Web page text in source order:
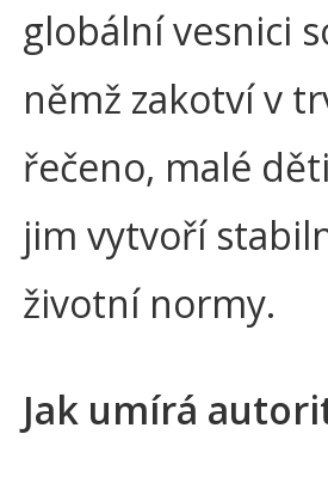
globální vesnici
němž zakotví v
řečeno, malé
jim vytvoří
životní normy.
Jak umírá